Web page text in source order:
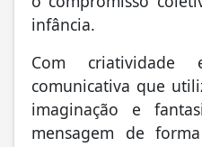
à violência contra
Sra. Vanessa, além
setor da educação
o compromisso
infância.